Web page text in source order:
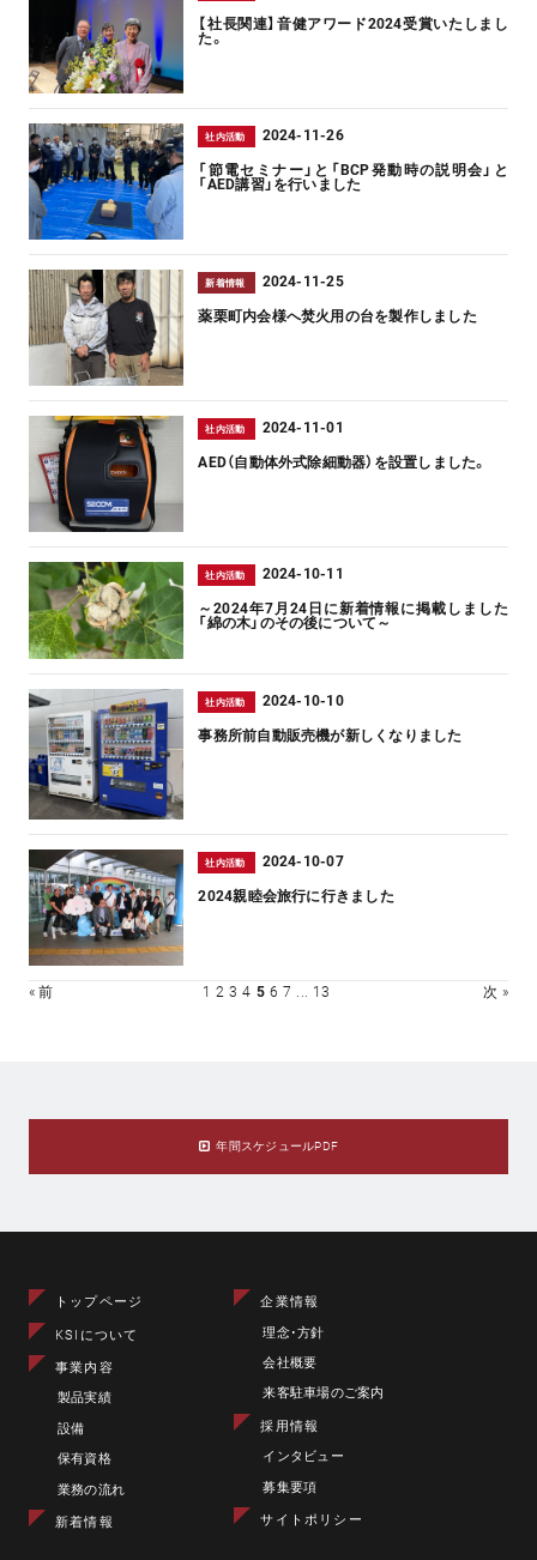
【社長関連】音健アワード2024受賞いたしまし
た。
社内活動 2024-11-26
「節電セミナー」と「BCP発動時の説明会」と
「AED講習」を行いました
新着情報 2024-11-25
薬栗町内会様へ焚火用の台を製作しました
社内活動 2024-11-01
AED（自動体外式除細動器）を設置しました。
社内活動 2024-10-11
～2024年7月24日に新着情報に掲載しました
「綿の木」のその後について～
社内活動 2024-10-10
事務所前自動販売機が新しくなりました
社内活動 2024-10-07
2024親睦会旅行に行きました
« 前 1 2 3 4 5 6 7 13 次 »
年間スケジュールPDF
トップページ
KSIについて
事業内容
製品実績
設備
保有資格
業務の流れ
新着情報
企業情報
理念･方針
会社概要
来客駐車場のご案内
採用情報
インタビュー
募集要項
サイトポリシー